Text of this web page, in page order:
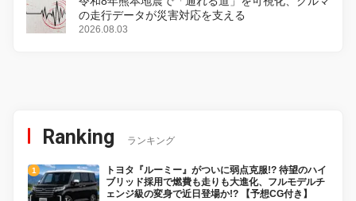
の走行データが災害対応を支える
2026.08.03
Ranking ランキング
トヨタ『ルーミー』がついに弱点克服!? 待望のハイ
ブリッド採用で燃費も走りも大進化、フルモデルチ
ェンジ級の変身で近日登場か!? 【予想CG付き】